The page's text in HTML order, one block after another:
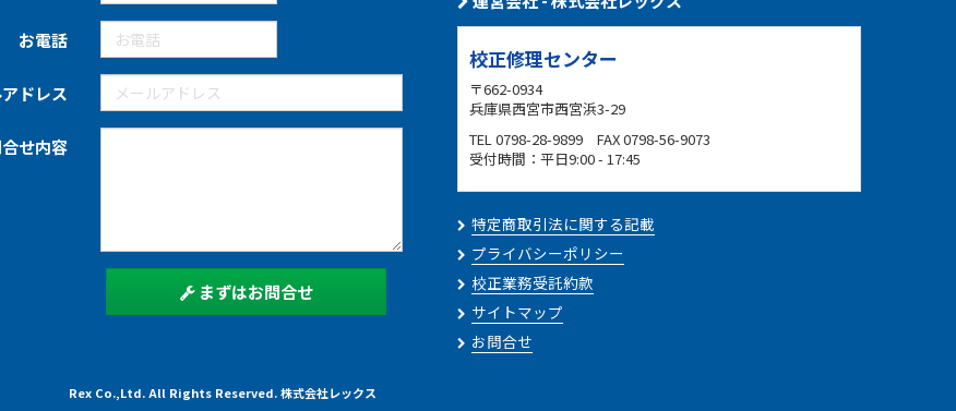
お電話
ドレス
せ内容
まずはお問合せ
校正修理センター
〒662-0934
兵庫県西宮市西宮浜3-29
TEL 0798-28-9899 FAX 0798-56-9073
受付時間：平日9:00 - 17:45
特定商取引法に関する記載
プライバシーポリシー
校正業務受託約款
サイトマップ
お問合せ
Rex Co.,Ltd. All Rights Reserved. 株式会社レックス